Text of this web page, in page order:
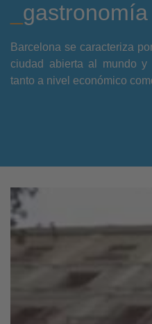
gastronomía
Barcelona se caracteriza
ciudad abierta al mundo y
tanto a nivel económico
innovación